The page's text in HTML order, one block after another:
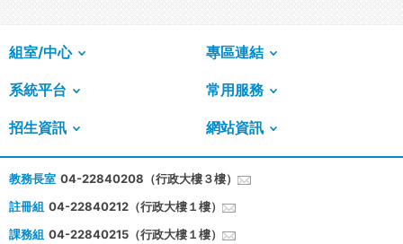
組室/中心 專區連結
系統平台 常用服務
招生資訊 網站資訊
教務長室 04-22840208（行政大樓３樓）
註冊組 04-22840212（行政大樓１樓）
課務組 04-22840215（行政大樓１樓）